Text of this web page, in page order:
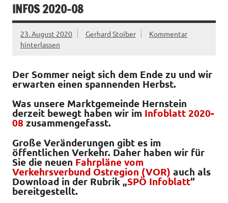
INFOS 2020-08
23. August 2020 Gerhard Stoiber
Kommentar
hinterlassen
Der Sommer neigt sich dem Ende zu und wir
erwarten einen spannenden Herbst.
Was unsere Marktgemeinde Hernstein
derzeit bewegt haben wir im Infoblatt 2020-
08 zusammengefasst.
Große Veränderungen gibt es im
öffentlichen Verkehr. Daher haben wir für
Sie die neuen Fahrpläne vom
Verkehrsverbund Ostregion (VOR) auch als
Download in der Rubrik „SPÖ Infoblatt“
bereitgestellt.